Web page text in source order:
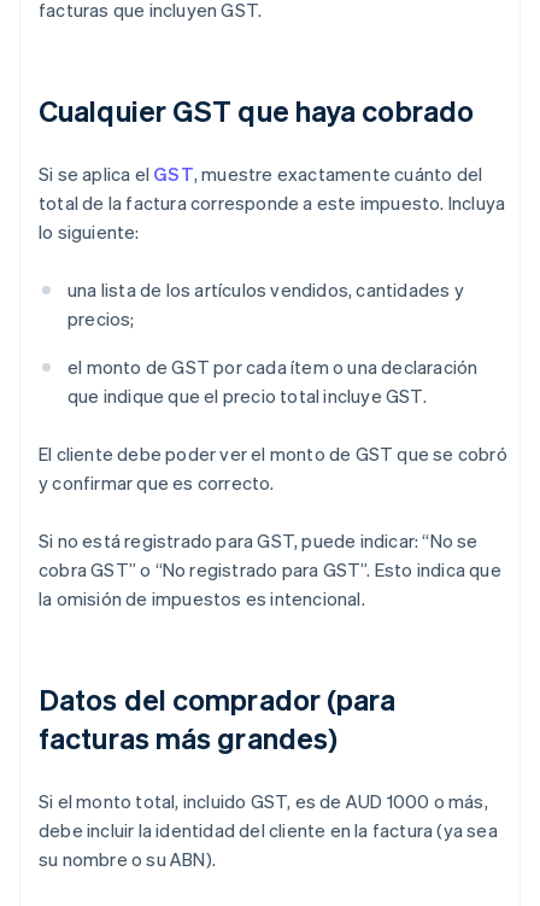
facturas que incluyen GST.
Cualquier GST que haya cobrado
Si se aplica el GST, muestre exactamente cuánto del
total de la factura corresponde a este impuesto. Incluya
lo siguiente:
una lista de los artículos vendidos, cantidades y
precios;
el monto de GST por cada ítem o una declaración
que indique que el precio total incluye GST.
El cliente debe poder ver el monto de GST que se cobró
y confirmar que es correcto.
Si no está registrado para GST, puede indicar: “No se
cobra GST” o “No registrado para GST”. Esto indica que
la omisión de impuestos es intencional.
Datos del comprador (para
facturas más grandes)
Si el monto total, incluido GST, es de AUD 1000 o más,
debe incluir la identidad del cliente en la factura (ya sea
su nombre o su ABN).